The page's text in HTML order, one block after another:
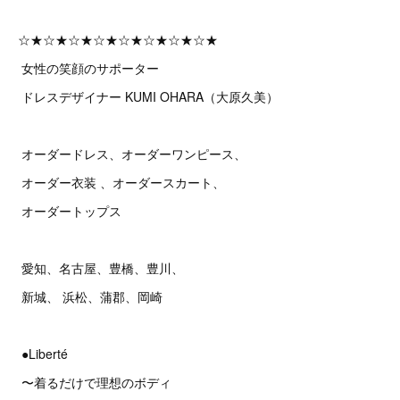
☆★☆★☆★☆★☆★☆★☆★☆★
女性の笑顔のサポーター
ドレスデザイナー KUMI OHARA（大原久美）
オーダードレス、オーダーワンピース、
オーダー衣装 、オーダースカート、
オーダートップス
愛知、名古屋、豊橋、豊川、
新城、 浜松、蒲郡、岡崎
●Liberté
〜着るだけで理想のボディ